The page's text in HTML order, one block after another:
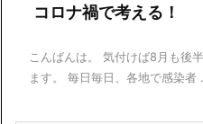
コロナ禍で考える！
こんばんは。 気付けば8月も後
ます。 毎日毎日、各地で感染者